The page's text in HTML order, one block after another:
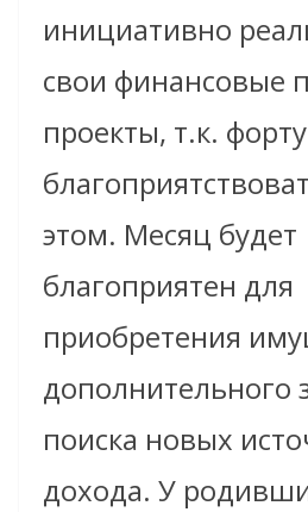
инициативно
свои финансовые
проекты, т.к.
этом. Месяц будет
благоприятен для
приобретения
дополнительного
поиска новых
дохода. У